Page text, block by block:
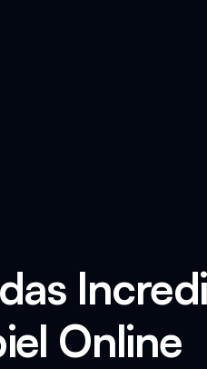
Online